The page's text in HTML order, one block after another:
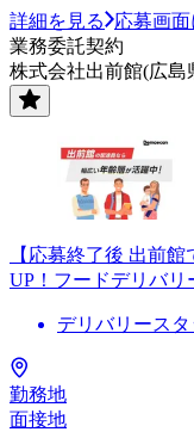
詳細を見る
応募画
業務委託契約
株式会社出前館(広島
【応募終了後 出前
UP！フードデリバリ
デリバリースタ
勤務地
面接地